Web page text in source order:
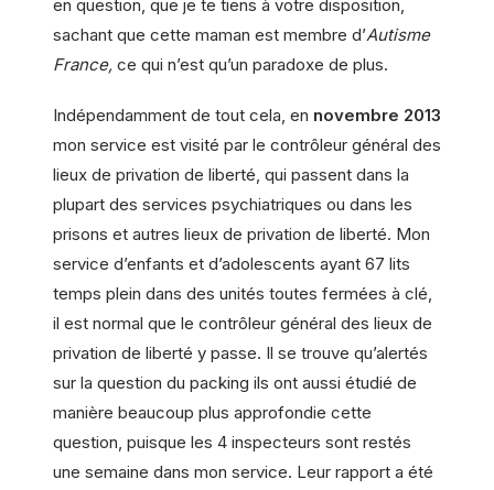
en question, que je te tiens à votre disposition,
sachant que cette maman est membre d’Autisme
France, ce qui n’est qu’un paradoxe de plus.
Indépendamment de tout cela, en novembre 2013
mon service est visité par le contrôleur général des
lieux de privation de liberté, qui passent dans la
plupart des services psychiatriques ou dans les
prisons et autres lieux de privation de liberté. Mon
service d’enfants et d’adolescents ayant 67 lits
temps plein dans des unités toutes fermées à clé,
il est normal que le contrôleur général des lieux de
privation de liberté y passe. Il se trouve qu’alertés
sur la question du packing ils ont aussi étudié de
manière beaucoup plus approfondie cette
question, puisque les 4 inspecteurs sont restés
une semaine dans mon service. Leur rapport a été